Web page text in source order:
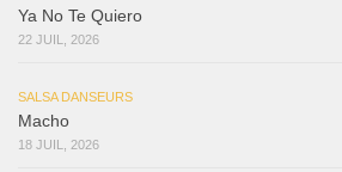
Ya No Te Quiero
22 JUIL, 2026
SALSA DANSEURS
Macho
18 JUIL, 2026